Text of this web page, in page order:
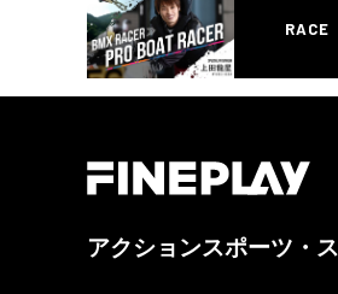
RACE
アクションスポーツ・